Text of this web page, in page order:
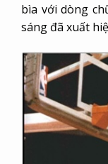
bìa với dòng
sáng đã xuất